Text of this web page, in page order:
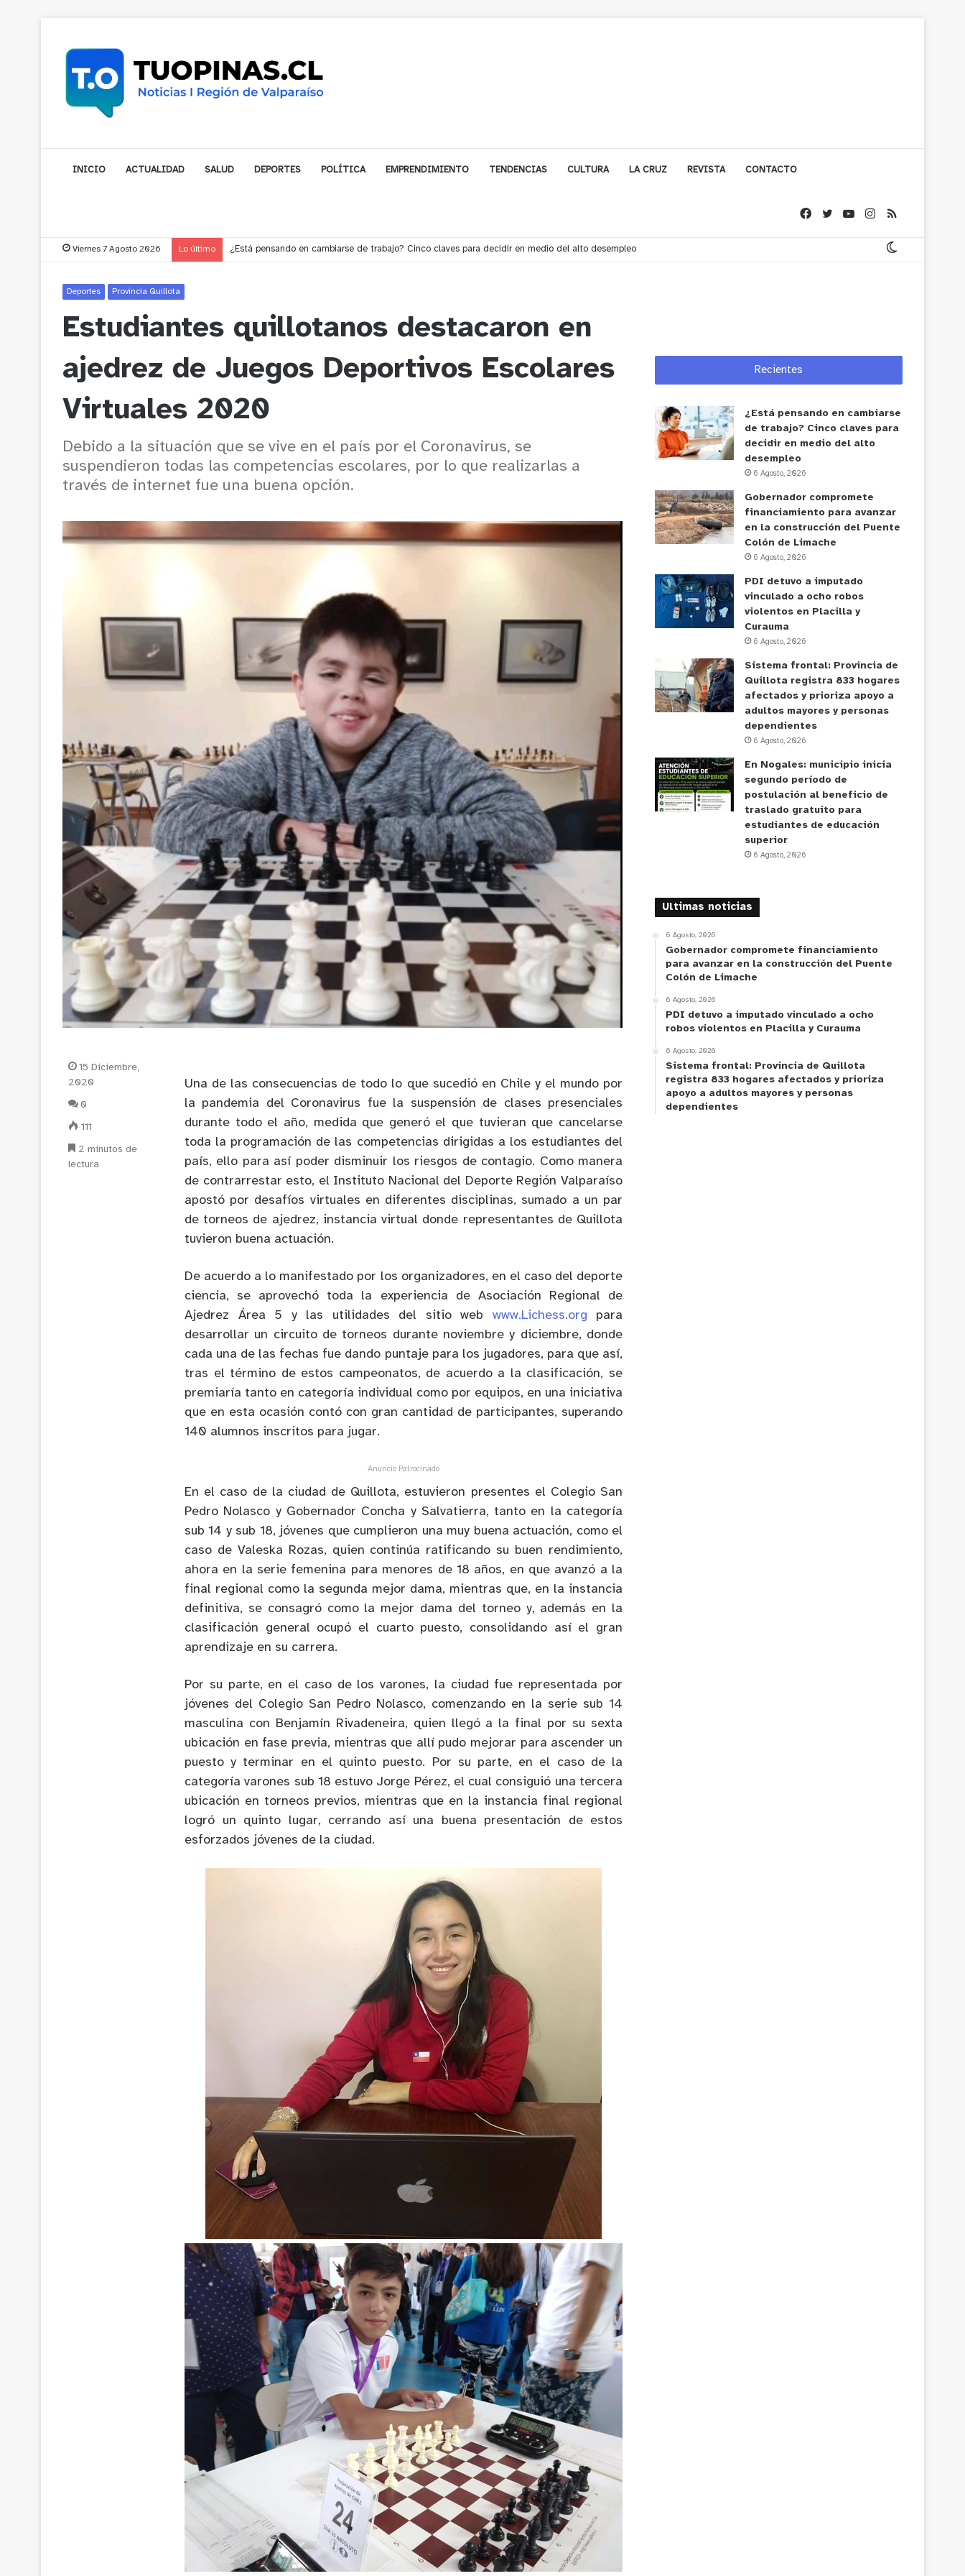
INICIO ACTUALIDAD SALUD DEPORTES POLÍTICA EMPRENDIMIENTO TENDENCIAS CULTURA LA CRUZ REVISTA CONTACTO
Viernes 7 Agosto 2026 Lo último Gobernador compromete financiamiento para avanzar en la construcción del Puente Colón de Limache
Deportes Provincia Quillota
Estudiantes quillotanos destacaron en
ajedrez de Juegos Deportivos Escolares
Virtuales 2020
Debido a la situación que se vive en el país por el Coronavirus, se
suspendieron todas las competencias escolares, por lo que realizarlas a
través de internet fue una buena opción.
Una de las consecuencias de todo lo que sucedió en Chile y el mundo por
la pandemia del Coronavirus fue la suspensión de clases presenciales
durante todo el año, medida que generó el que tuvieran que cancelarse
toda la programación de las competencias dirigidas a los estudiantes del
país, ello para así poder disminuir los riesgos de contagio. Como manera
de contrarrestar esto, el Instituto Nacional del Deporte Región Valparaíso
apostó por desafíos virtuales en diferentes disciplinas, sumado a un par
de torneos de ajedrez, instancia virtual donde representantes de Quillota
tuvieron buena actuación.
De acuerdo a lo manifestado por los organizadores, en el caso del deporte
ciencia, se aprovechó toda la experiencia de Asociación Regional de
Ajedrez Área 5 y las utilidades del sitio web www.Lichess.org para
desarrollar un circuito de torneos durante noviembre y diciembre, donde
cada una de las fechas fue dando puntaje para los jugadores, para que así,
tras el término de estos campeonatos, de acuerdo a la clasificación, se
premiaría tanto en categoría individual como por equipos, en una iniciativa
que en esta ocasión contó con gran cantidad de participantes, superando
140 alumnos inscritos para jugar.
Anuncio Patrocinado
En el caso de la ciudad de Quillota, estuvieron presentes el Colegio San
Pedro Nolasco y Gobernador Concha y Salvatierra, tanto en la categoría
sub 14 y sub 18, jóvenes que cumplieron una muy buena actuación, como el
caso de Valeska Rozas, quien continúa ratificando su buen rendimiento,
ahora en la serie femenina para menores de 18 años, en que avanzó a la
final regional como la segunda mejor dama, mientras que, en la instancia
definitiva, se consagró como la mejor dama del torneo y, además en la
clasificación general ocupó el cuarto puesto, consolidando así el gran
aprendizaje en su carrera.
Por su parte, en el caso de los varones, la ciudad fue representada por
jóvenes del Colegio San Pedro Nolasco, comenzando en la serie sub 14
masculina con Benjamín Rivadeneira, quien llegó a la final por su sexta
ubicación en fase previa, mientras que allí pudo mejorar para ascender un
puesto y terminar en el quinto puesto. Por su parte, en el caso de la
categoría varones sub 18 estuvo Jorge Pérez, el cual consiguió una tercera
ubicación en torneos previos, mientras que en la instancia final regional
logró un quinto lugar, cerrando así una buena presentación de estos
esforzados jóvenes de la ciudad.
15 Diciembre,
2020
0
111
2 minutos de
lectura
Recientes
¿Está pensando en cambiarse
de trabajo? Cinco claves para
decidir en medio del alto
desempleo
6 Agosto, 2026
Gobernador compromete
financiamiento para avanzar
en la construcción del Puente
Colón de Limache
6 Agosto, 2026
PDI detuvo a imputado
vinculado a ocho robos
violentos en Placilla y
Curauma
6 Agosto, 2026
Sistema frontal: Provincia de
Quillota registra 833 hogares
afectados y prioriza apoyo a
adultos mayores y personas
dependientes
6 Agosto, 2026
En Nogales: municipio inicia
segundo período de
postulación al beneficio de
traslado gratuito para
estudiantes de educación
superior
6 Agosto, 2026
Ultimas noticias
6 Agosto, 2026
Gobernador compromete financiamiento
para avanzar en la construcción del Puente
Colón de Limache
6 Agosto, 2026
PDI detuvo a imputado vinculado a ocho
robos violentos en Placilla y Curauma
6 Agosto, 2026
Sistema frontal: Provincia de Quillota
registra 833 hogares afectados y prioriza
apoyo a adultos mayores y personas
dependientes